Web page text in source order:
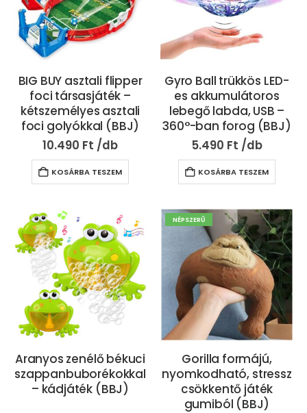
BIG BUY asztali flipper
foci társasjáték –
kétszemélyes asztali
foci golyókkal (BBJ)
10.490 Ft
KOSÁRBA TESZEM
Gyro Ball trükkös LED-
es akkumulátoros
lebegő labda, USB –
360°-ban forog (BBJ)
5.490 Ft
KOSÁRBA TESZEM
Aranyos zenélő békuci
szappanbuborékokkal
– kádjáték (BBJ)
NÉPSZERŰ
Gorilla formájú,
nyomkodható, stressz
csökkentő játék
gumiból (BBJ)